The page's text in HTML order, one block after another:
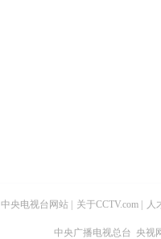
中央电视台网站 关于CCTV.com 人
中央广播电视总台 央视